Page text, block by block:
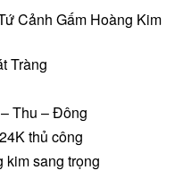
Cảnh Gấm Hoàng Kim
Tràng
Thu – Đông
thủ công
kim sang trọng